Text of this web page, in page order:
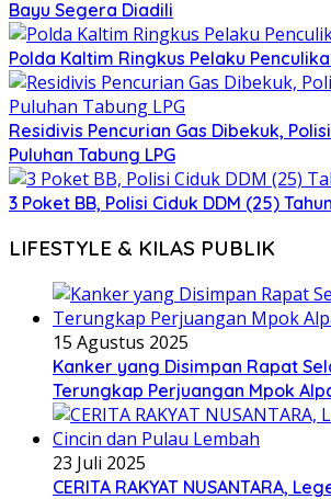
Bayu Segera Diadili
Polda Kaltim Ringkus Pelaku
Residivis Pencurian Gas Dibekuk,
Puluhan Tabung LPG
3 Poket BB, Polisi Ciduk DDM (25) Tahun
LIFESTYLE & KILAS PUBLIK
15 Agustus 2025
Kanker yang Disimpan Rapat
Terungkap Perjuangan Mpok
23 Juli 2025
CERITA RAKYAT NUSANTARA,